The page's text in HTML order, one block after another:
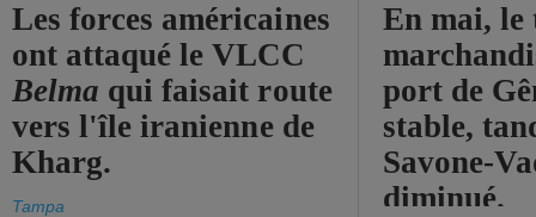
Les forces américaines
ont attaqué le VLCC
Belma qui faisait route
vers l'île iranienne de
Kharg.
Tampa
En mai, le
port de
stable,
Savone-
diminué.